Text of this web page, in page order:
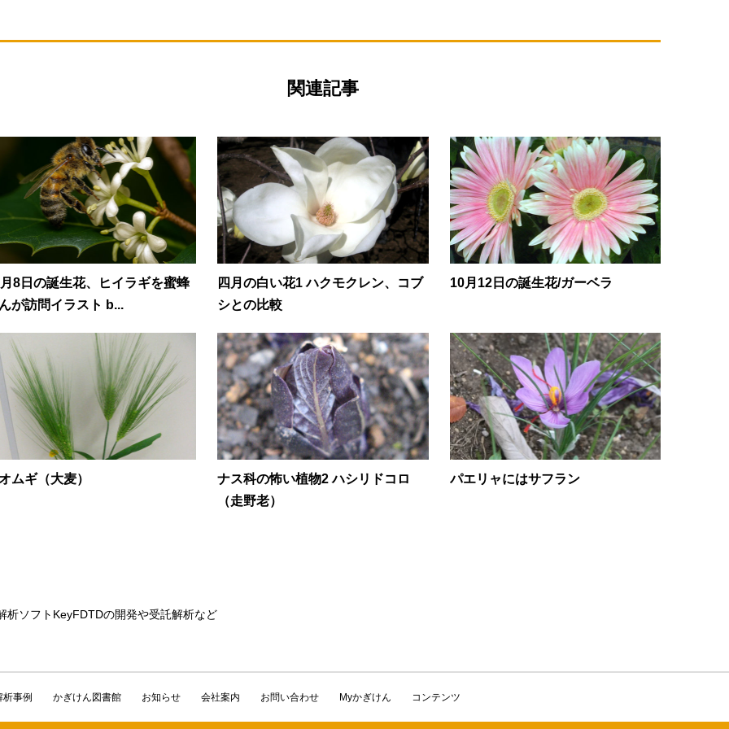
関連記事
8日の誕生花、ヒイラギを蜜蜂
が訪問イラスト b...
四月の白い花1 ハクモクレン、コブ
シとの比較
10月12日の誕生花/ガーベラ
ムギ（大麦）
ナス科の怖い植物2 ハシリドコロ
（走野老）
パエリャにはサフラン
析ソフトKeyFDTDの開発や受託解析など
析事例 かぎけん図書館 お知らせ 会社案内 お問い合わせ Myかぎけん コンテンツ